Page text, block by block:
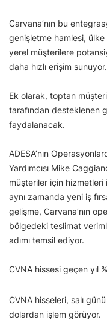
Carvana’nın bu
genişletme hamlesi,
yerel müşterilere
daha hızlı erişim sunuyor.
Ek olarak, toptan
tarafından desteklenen
faydalanacak.
ADESA’nın
Yardımcısı Mike
müşteriler için
aynı zamanda yeni iş
gelişme, Carvana’nın
bölgedeki teslimat
adımı temsil ediyor.
CVNA hissesi geçen yıl
CVNA hisseleri, salı
dolardan işlem görüyor.